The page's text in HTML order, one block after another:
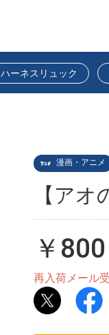
ハーネスリュック
漫画・アニメ
【ア
￥800
再入荷メール